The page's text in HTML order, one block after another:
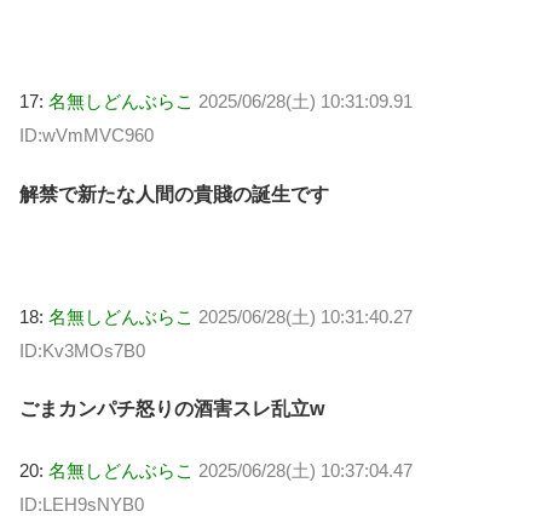
17: 名無しどんぶらこ 2025/06/28(土) 10:31:09.91
ID:wVmMVC960
解禁で新たな人間の貴賤の誕生です
18: 名無しどんぶらこ 2025/06/28(土) 10:31:40.27
ID:Kv3MOs7B0
ごまカンパチ怒りの酒害スレ乱立w
20: 名無しどんぶらこ 2025/06/28(土) 10:37:04.47
ID:LEH9sNYB0